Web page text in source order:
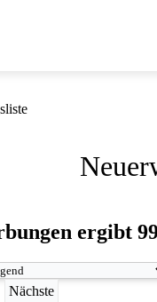
ergibt
Nächste